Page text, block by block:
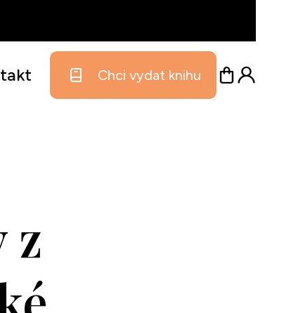
Chci vydat knihu
z